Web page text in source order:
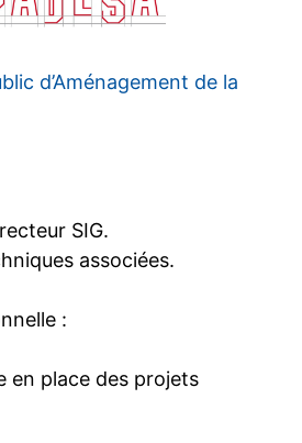
d’Aménagement de la
SIG.
associées.
:
en place des projets